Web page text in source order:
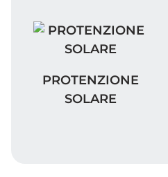
PROTENZIONE
PROTENZIONE
SOLARE